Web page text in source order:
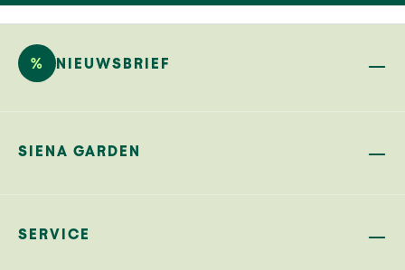
% NIEUWSBRIEF
SIENA GARDEN
SERVICE